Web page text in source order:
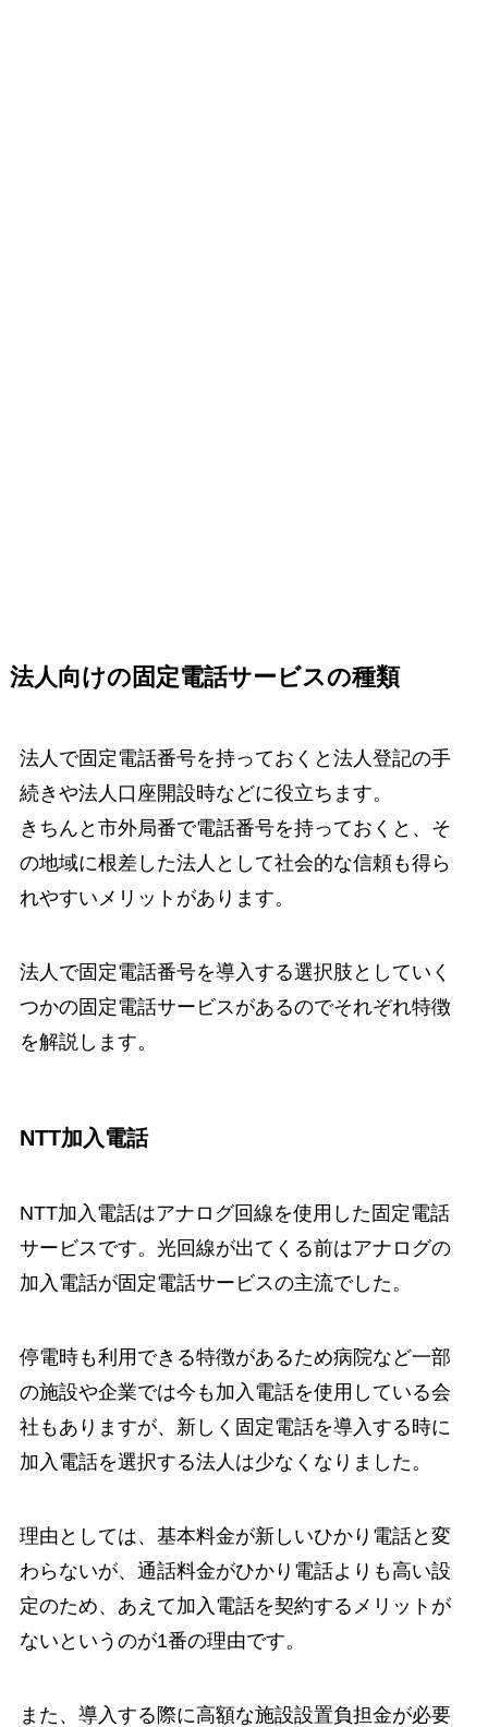
法人向けの固定電話サービスの種類
法人で固定電話番号を持っておくと法人登記の手
続きや法人口座開設時などに役立ちます。
きちんと市外局番で電話番号を持っておくと、そ
の地域に根差した法人として社会的な信頼も得ら
れやすいメリットがあります。
法人で固定電話番号を導入する選択肢としていく
つかの固定電話サービスがあるのでそれぞれ特徴
を解説します。
NTT加入電話
NTT加入電話はアナログ回線を使用した固定電話
サービスです。光回線が出てくる前はアナログの
加入電話が固定電話サービスの主流でした。
停電時も利用できる特徴があるため病院など一部
の施設や企業では今も加入電話を使用している会
社もありますが、新しく固定電話を導入する時に
加入電話を選択する法人は少なくなりました。
理由としては、基本料金が新しいひかり電話と変
わらないが、通話料金がひかり電話よりも高い設
定のため、あえて加入電話を契約するメリットが
ないというのが1番の理由です。
また、導入する際に高額な施設設置負担金が必要